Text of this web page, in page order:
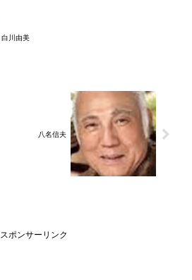
白川由美
八名信夫
スポンサーリンク